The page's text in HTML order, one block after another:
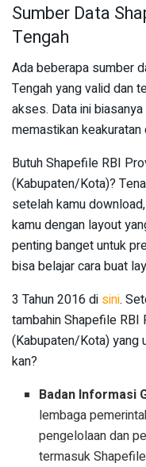
Sumber Data
Tengah
Ada beberapa sumber
Tengah yang valid dan
akses. Data ini
memastikan
Butuh Shapefile RBI
(Kabupaten/Kota)?
setelah kamu
kamu dengan layout
penting banget untuk
bisa belajar cara buat
3 Tahun 2016 di sini.
tambahin Shapefile
(Kabupaten/Kota) yang
kan?
Badan Informasi
lembaga
pengelolaan dan
termasuk